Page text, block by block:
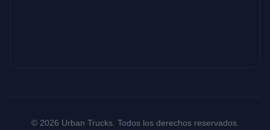
© 2026 Urban Trucks. Todos los derechos reservados.